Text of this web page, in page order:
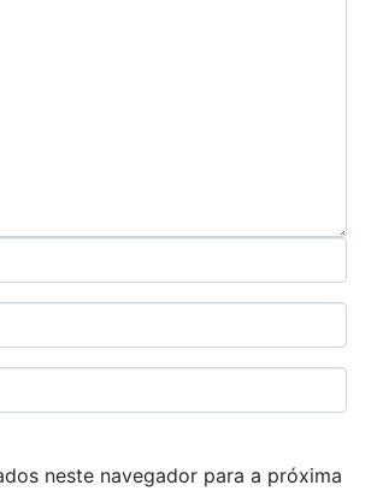
neste navegador para a próxima